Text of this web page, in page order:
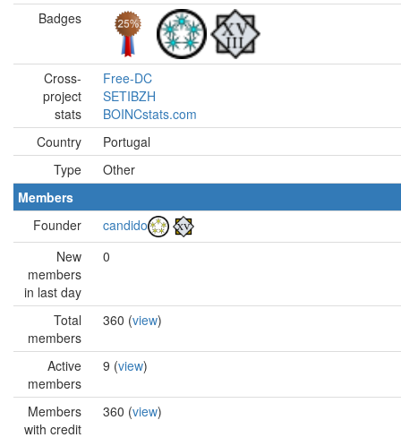
Badges
Cross-
project
stats
Free-DC
SETIBZH
BOINCstats.com
Country
Portugal
Type
Other
Members
Founder
candido
New
members
in last day
0
Total
members
360 (view)
Active
members
9 (view)
Members
with credit
360 (view)